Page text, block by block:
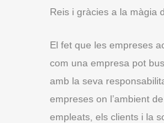
Reis i gràcies a la màgia
El fet que les empreses
com una empresa pot
amb la seva
empreses on l’ambient
empleats, els clients i la